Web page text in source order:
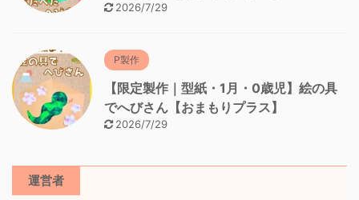
2026/7/29
P製作
【限定製作｜型紙・1月・0歳児】絵の具
でへびさん【おまもりプラス】
2026/7/29
運営者